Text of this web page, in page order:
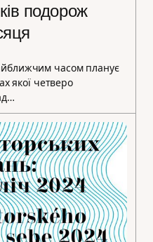
подорож
часом планує
якої четверо